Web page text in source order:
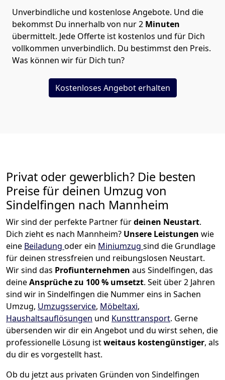
Unverbindliche und kostenlose Angebote. Und die
bekommst Du innerhalb von nur2 Minuten
übermittelt. Jede Offerte ist kostenlos und für Dich
vollkommen unverbindlich. Du bestimmst den Preis.
Was können wir für Dich tun?
Kostenloses Angebot erhalten
Privat oder gewerblich? Die besten
Preise für deinen Umzug von
Sindelfingen nach Mannheim
Wir sind der perfekte Partner fürdeinen Neustart.
Dich zieht es nach Mannheim? Unsere Leistungen wie
eine Beiladung oder ein Miniumzug sind die Grundlage
für deinen stressfreien und reibungslosen Neustart.
Wir sind das Profiunternehmen aus Sindelfingen, das
deineAnsprüche zu 100 % umsetzt. Seit über 2 Jahren
sind wir in Sindelfingen die Nummer eins in Sachen
Umzug, Umzugsservice, Möbeltaxi,
Haushaltsauflösungen und Kunsttransport. Gerne
übersenden wir dir ein Angebot und du wirst sehen, die
professionelle Lösung istweitaus kostengünstiger, als
du dir es vorgestellt hast.
Ob du jetzt aus privaten Gründen von Sindelfingen